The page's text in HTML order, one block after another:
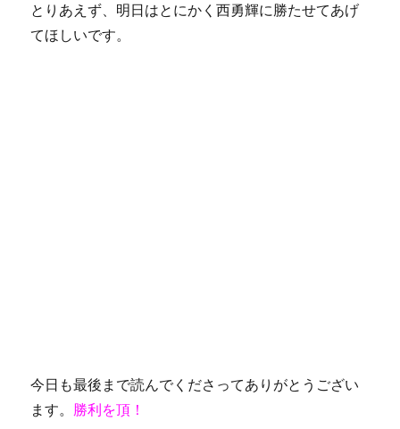
とりあえず、明日はとにかく西勇輝に勝たせてあげ
てほしいです。
今日も最後まで読んでくださってありがとうござい
ます。 勝利を頂！